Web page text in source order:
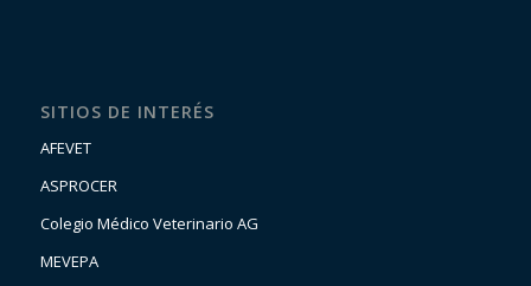
SITIOS DE INTERÉS
AFEVET
ASPROCER
Colegio Médico Veterinario AG
MEVEPA